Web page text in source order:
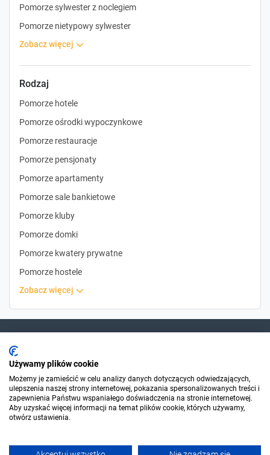
Pomorze sylwester z noclegiem
Pomorze nietypowy sylwester
zobacz więcej
Rodzaj
Pomorze hotele
Pomorze ośrodki wypoczynkowe
Pomorze restauracje
Pomorze pensjonaty
Pomorze apartamenty
Pomorze sale bankietowe
Pomorze kluby
Pomorze domki
Pomorze kwatery prywatne
Pomorze hostele
zobacz więcej
Dla szukających
Dla organizatorów
Używamy plików cookie
Możemy je zamieścić w celu analizy danych dotyczących odwiedzających,
ulepszenia naszej strony internetowej, pokazania spersonalizowanych treści i
zapewnienia Państwu wspaniałego doświadczenia na stronie internetowej.
Aby uzyskać więcej informacji na temat plików cookie, których używamy,
otwórz ustawienia.